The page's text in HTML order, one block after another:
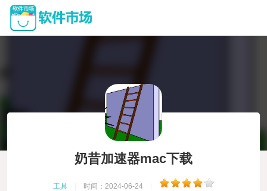
奶昔加速器mac下载
工具 时间：2024-06-24